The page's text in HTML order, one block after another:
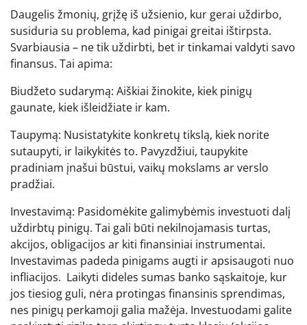
Daugelis žmonių, grįžę iš užsienio, kur gerai uždirbo,
susiduria su problema, kad pinigai greitai ištirpsta.
Svarbiausia – ne tik uždirbti, bet ir tinkamai valdyti savo
finansus. Tai apima:
Biudžeto sudarymą: Aiškiai žinokite, kiek pinigų
gaunate, kiek išleidžiate ir kam.
Taupymą: Nusistatykite konkretų tikslą, kiek norite
sutaupyti, ir laikykitės to. Pavyzdžiui, taupykite
pradiniam įnašui būstui, vaikų mokslams ar verslo
pradžiai.
Investavimą: Pasidomėkite galimybėmis investuoti dalį
uždirbtų pinigų. Tai gali būti nekilnojamasis turtas,
akcijos, obligacijos ar kiti finansiniai instrumentai.
Investavimas padeda pinigams augti ir apsisaugoti nuo
infliacijos. Laikyti dideles sumas banko sąskaitoje, kur
jos tiesiog guli, nėra protingas finansinis sprendimas,
nes pinigų perkamoji galia mažėja. Investuodami galite